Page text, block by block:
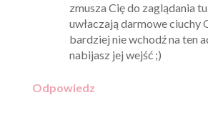
zmusza Cię do zaglądania
uwłaczają darmowe ciuchy
bardziej nie wchodź na ten
nabijasz jej wejść ;)
Odpowiedz